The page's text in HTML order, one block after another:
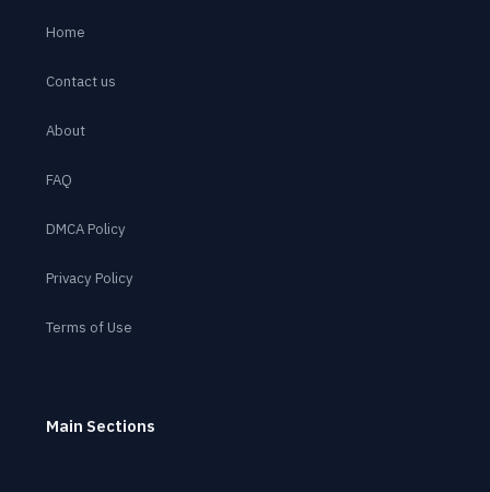
Home
Contact us
About
FAQ
DMCA Policy
Privacy Policy
Terms of Use
Main Sections